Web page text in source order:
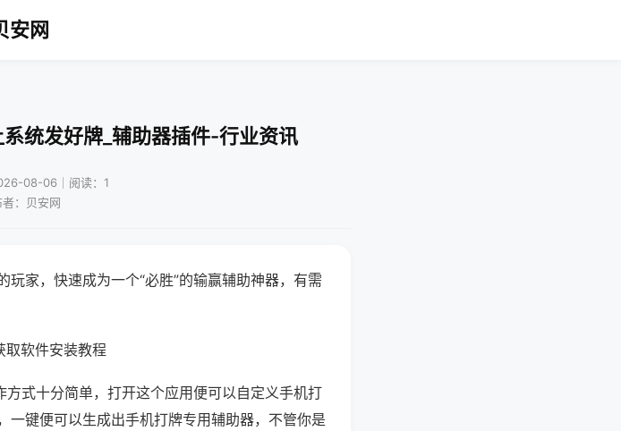
安网
统发好牌_辅助器插件-行业资讯
08-06｜阅读：1
者：贝安网
家，快速成为一个“必胜”的输赢辅助神器，有需
软件安装教程
式十分简单，打开这个应用便可以自定义手机打
一键便可以生成出手机打牌专用辅助器，不管你是